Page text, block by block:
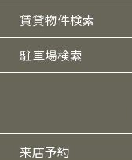
賃貸物件検索
駐車場検索
来店予約